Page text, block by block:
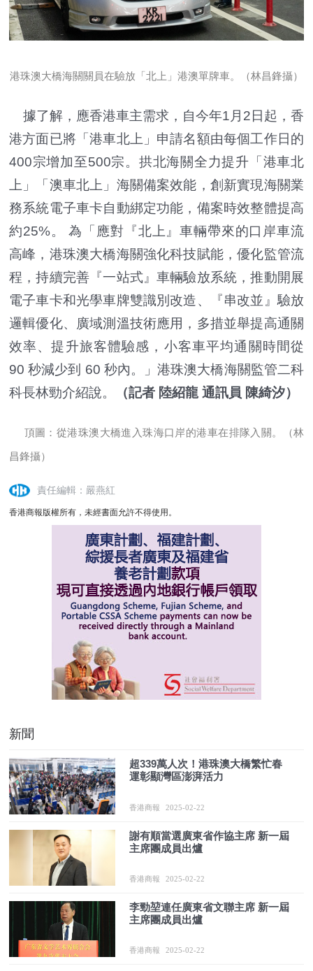
港珠澳大橋海關關員在驗放「北上」港澳單牌車。（林昌鋒攝）
據了解，應香港車主需求，自今年1月2日起，香
港方面已將「港車北上」申請名額由每個工作日的
400宗增加至500宗。拱北海關全力提升「港車北
上」「澳車北上」海關備案效能，創新實現海關業
務系統電子車卡自動綁定功能，備案時效整體提高
約25%。 為「應對『北上』車輛帶來的口岸車流
高峰，港珠澳大橋海關強化科技賦能，優化監管流
程，持續完善『一站式』車輛驗放系統，推動開展
電子車卡和光學車牌雙識別改造、『串改並』驗放
邏輯優化、廣域測溫技術應用，多措並舉提高通關
效率、提升旅客體驗感，小客車平均通關時間從
90 秒減少到 60 秒內。」港珠澳大橋海關監管二科
科長林勁介紹說。
（記者 陸紹龍 通訊員 陳綺汐）
頂圖：從港珠澳大橋進入珠海口岸的港車在排隊入關。（林
昌鋒攝）
責任編輯：嚴燕紅
香港商報版權所有，未經書面允許不得使用。
新聞
超339萬人次！港珠澳大橋繁忙春
運彰顯灣區澎湃活力
香港商報 2025-02-22
謝有順當選廣東省作協主席 新一屆
主席團成員出爐
香港商報 2025-02-22
李勁堃連任廣東省文聯主席 新一屆
主席團成員出爐
香港商報 2025-02-22